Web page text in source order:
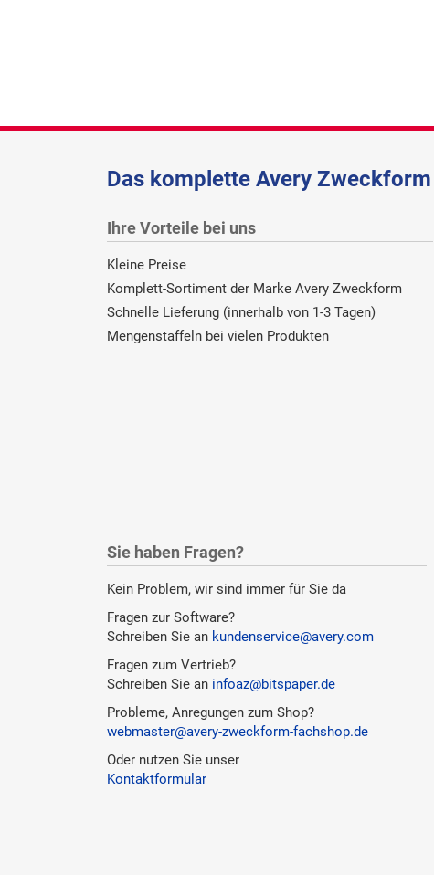
Das komplette Avery
Ihre Vorteile bei uns
Kleine Preise
Komplett-Sortiment der Marke Avery Zweckform
Schnelle Lieferung (innerhalb von 1-3 Tagen)
Mengenstaffeln bei vielen Produkten
Sie haben Fragen?
Kein Problem, wir sind immer für Sie da
Fragen zur Software?
Schreiben Sie an kundenservice@avery.com
Fragen zum Vertrieb?
Schreiben Sie an infoaz@bitspaper.de
Probleme, Anregungen zum Shop?
webmaster@avery-zweckform-fachshop.de
Oder nutzen Sie unser
Kontaktformular